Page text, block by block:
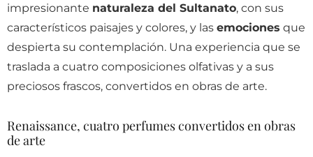
impresionante naturaleza del Sultanato, con sus
característicos paisajes y colores, y las emociones que
despierta su contemplación. Una experiencia que se
traslada a cuatro composiciones olfativas y a sus
preciosos frascos, convertidos en obras de arte.
Renaissance, cuatro perfumes convertidos en obras
de arte